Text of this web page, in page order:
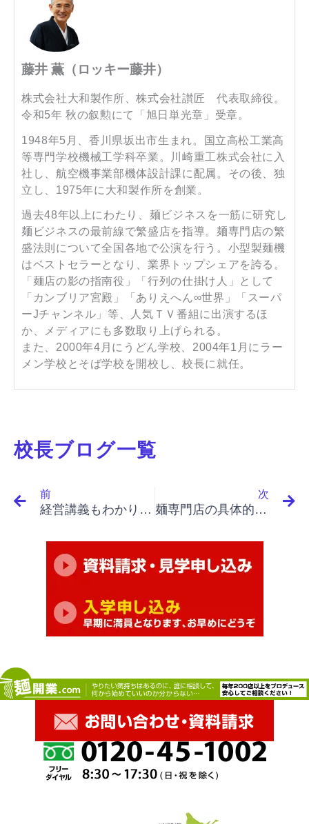
藤井 薫（ロッキー藤井）
株式会社大和製作所、株式会社讃匠 代表取締役。
令和5年 秋の叙勲にて「旭日単光章」受章。
1948年5月、香川県坂出市生まれ。国立高松工業高
等専門学校機械工学科卒業。川崎重工株式会社に入
社し、航空機事業部機体設計課に配属。その後、独
立し、1975年に大和製作所を創業。
過去48年以上にわたり、麺ビジネスを一筋に研究し
麺ビジネスの最前線で繁盛店を指導。麺専門店の繁
盛法則について全国各地で公演を行う。小型製麺機
はベストセラーとなり、業界トップシェアを誇る。
「麺店の影の指南役」「行列の仕掛け人」として
「カンブリア宮殿」「ありえへん∞世界」「スーパ
ーJチャンネル」等、人気ＴＶ番組に出演するほ
か、メディアにも多数取り上げられる。
また、2000年4月にうどん学校、2004年1月にラー
メン学校とそば学校を開校し、校長に就任。
校長ブログ一覧
前
経営講義もわかりやすかった
次
麺専門店の具体的な始め方